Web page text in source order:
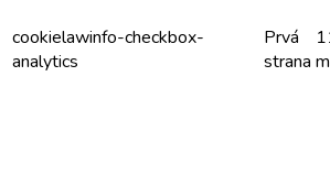
cookielawinfo-checkbox-
analytics
Prvá
strana